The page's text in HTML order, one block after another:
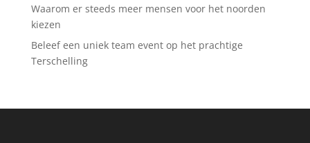
Waarom er steeds meer mensen voor het noorden
kiezen
Beleef een uniek team event op het prachtige
Terschelling